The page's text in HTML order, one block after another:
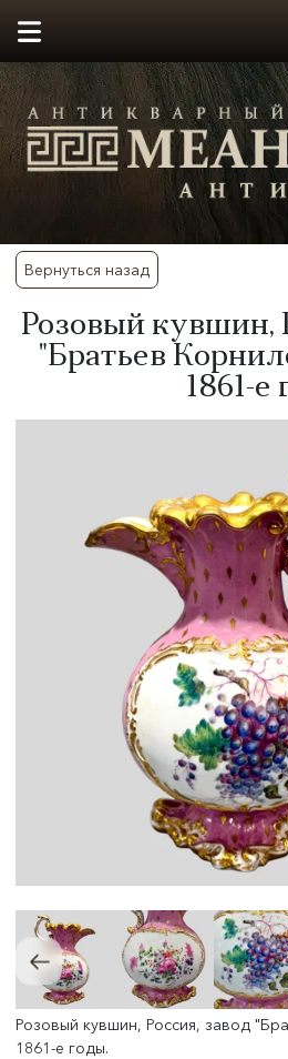
Вернуться назад
​Розовый кувшин,
"Братьев
1861-е
Розовый кувшин, Россия, завод
1861-е годы.